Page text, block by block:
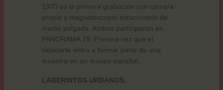
1970 es la primera grabación con cámara
propia y magnetoscopio estacionario de
media pulgada. Ambas participaron en
PANORAMA 78. Primera vez que el
videoarte entra a formar parte de una
muestra en un museo español.
LABERINTOS URBANOS.